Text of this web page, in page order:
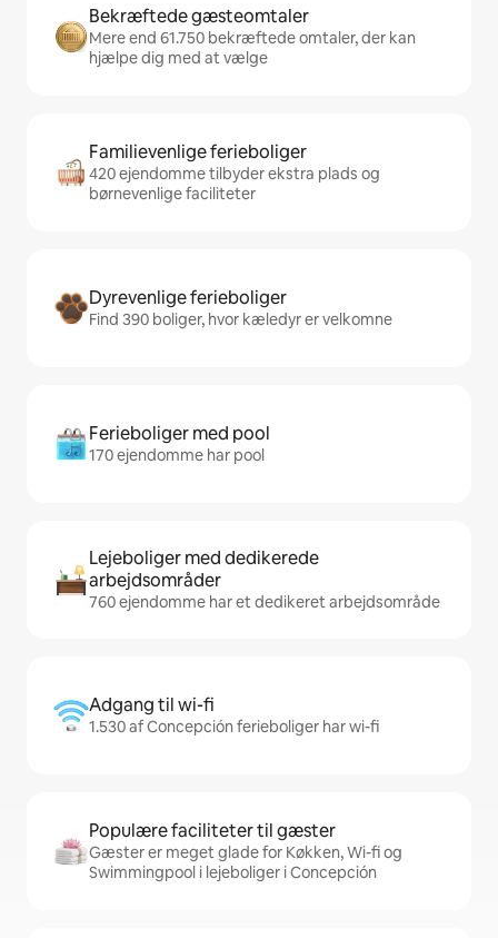
Bekræftede gæsteomtaler
Mere end 61.750 bekræftede omtaler, der kan
hjælpe dig med at vælge
Familievenlige ferieboliger
420 ejendomme tilbyder ekstra plads og
børnevenlige faciliteter
Dyrevenlige ferieboliger
Find 390 boliger, hvor kæledyr er velkomne
Ferieboliger med pool
170 ejendomme har pool
Lejeboliger med dedikerede
arbejdsområder
760 ejendomme har et dedikeret arbejdsområde
Adgang til wi-fi
1.530 af Concepción ferieboliger har wi-fi
Populære faciliteter til gæster
Gæster er meget glade for Køkken, Wi-fi og
Swimmingpool i lejeboliger i Concepción